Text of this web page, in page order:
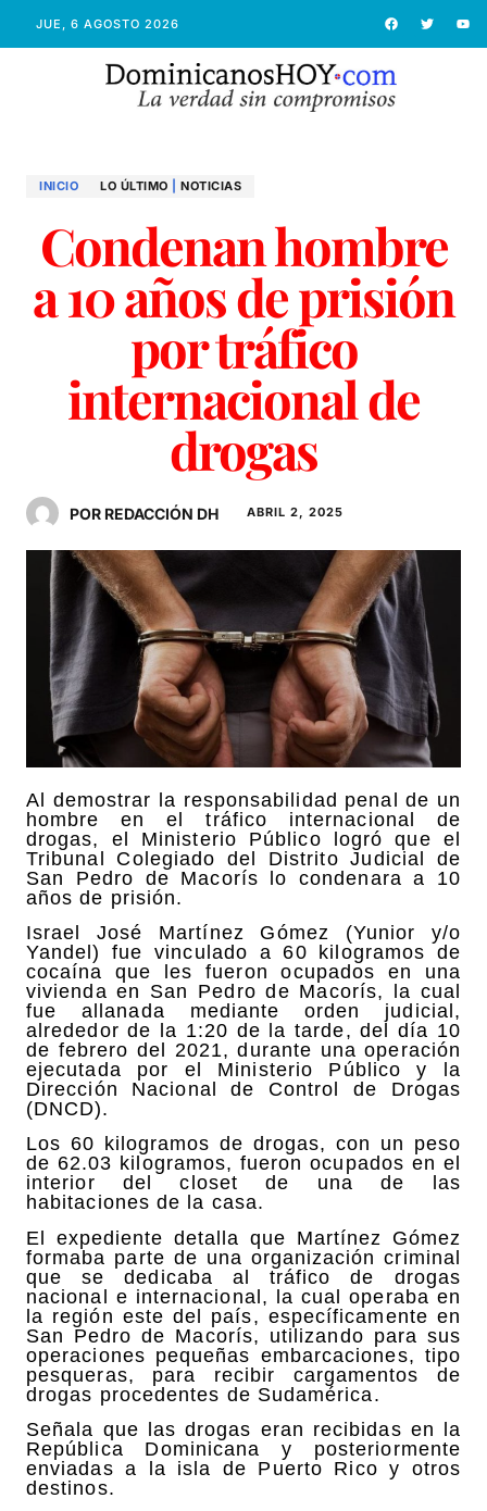
JUE, 6 AGOSTO 2026
INICIO LO ÚLTIMO NOTICIAS
Condenan hombre
a 10 años de prisión
por tráfico
internacional de
drogas
POR REDACCIÓN DH ABRIL 2, 2025
Al demostrar la responsabilidad penal de un
hombre en el tráfico internacional de
drogas, el Ministerio Público logró que el
Tribunal Colegiado del Distrito Judicial de
San Pedro de Macorís lo condenara a 10
años de prisión.
Israel José Martínez Gómez (Yunior y/o
Yandel) fue vinculado a 60 kilogramos de
cocaína que les fueron ocupados en una
vivienda en San Pedro de Macorís, la cual
fue allanada mediante orden judicial,
alrededor de la 1:20 de la tarde, del día 10
de febrero del 2021, durante una operación
ejecutada por el Ministerio Público y la
Dirección Nacional de Control de Drogas
(DNCD).
Los 60 kilogramos de drogas, con un peso
de 62.03 kilogramos, fueron ocupados en el
interior del closet de una de las
habitaciones de la casa.
El expediente detalla que Martínez Gómez
formaba parte de una organización criminal
que se dedicaba al tráfico de drogas
nacional e internacional, la cual operaba en
la región este del país, específicamente en
San Pedro de Macorís, utilizando para sus
operaciones pequeñas embarcaciones, tipo
pesqueras, para recibir cargamentos de
drogas procedentes de Sudamérica.
Señala que las drogas eran recibidas en la
República Dominicana y posteriormente
enviadas a la isla de Puerto Rico y otros
destinos.